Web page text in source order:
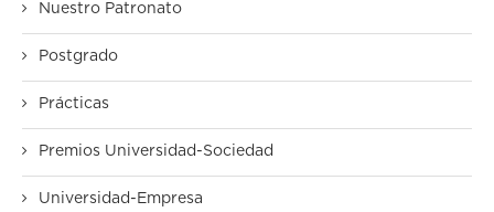
Nuestro Patronato
Postgrado
Prácticas
Premios Universidad-Sociedad
Universidad-Empresa